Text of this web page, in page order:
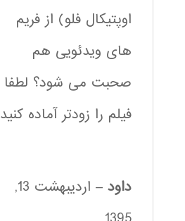
اوپتیکال فلو) از فریم
های ویدئویی هم
صحبت می شود؟ لطفا
فیلم را زودتر آماده کنید
داود –
اردیبهشت 13,